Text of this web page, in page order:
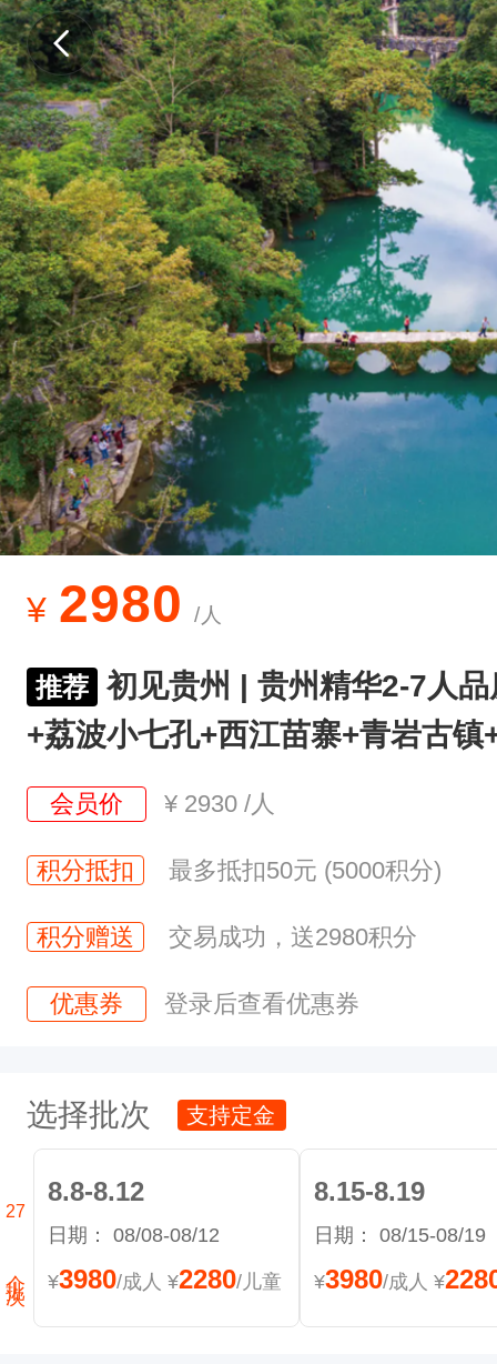
.
.
.
¥ 2980 /人
推荐 初见贵州 | 贵州精华2-7人
+荔波小七孔+西江苗寨+青岩古镇
会员价 ¥ 2930 /人
积分抵扣 最多抵扣50元 (5000积分)
积分赠送 交易成功，送2980积分
优惠券 登录后查看优惠券
选择批次 支持定金
27
8.8-8.12
日期： 08/08-08/12
¥3980/成人 ¥2280/儿童
8.15-8.19
日期： 08/15-08/19
¥3980/成人 ¥